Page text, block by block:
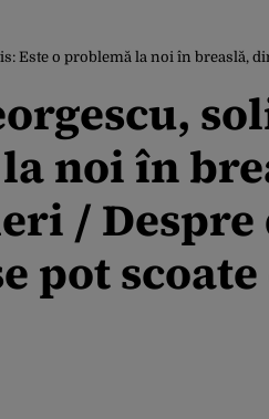
o problemă la noi în breaslă, din
noi în
/
pot